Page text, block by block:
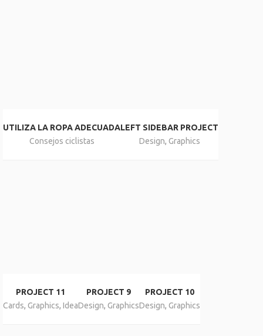
UTILIZA LA ROPA ADECUADA
Consejos ciclistas
LEFT SIDEBAR PROJECT
Design, Graphics
PROJECT 11
Cards, Graphics, Idea
PROJECT 9
Design, Graphics
PROJECT 10
Design, Graphics